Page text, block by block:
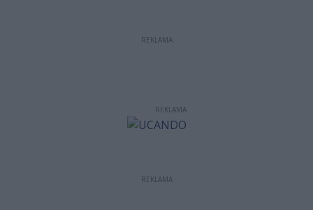
REKLAMA
REKLAMA
REKLAMA